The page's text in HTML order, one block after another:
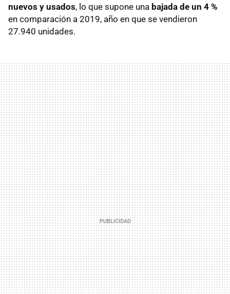
nuevos y usados, lo que supone una bajada de un 4 %
en comparación a 2019, año en que se vendieron
27.940 unidades.